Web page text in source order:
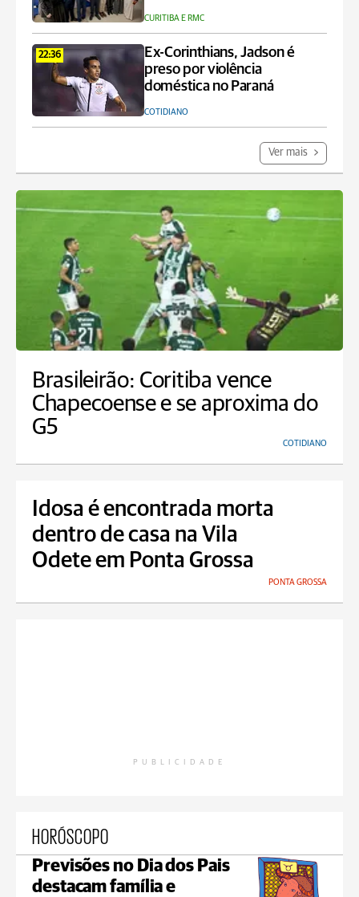
CURITIBA E RMC
22:36
Ex-Corinthians, Jadson é
preso por violência
doméstica no Paraná
COTIDIANO
Ver mais
Brasileirão: Coritiba vence
Chapecoense e se aproxima do
G5
COTIDIANO
Idosa é encontrada morta
dentro de casa na Vila
Odete em Ponta Grossa
PONTA GROSSA
PUBLICIDADE
HORÓSCOPO
Previsões no Dia dos Pais
destacam família e